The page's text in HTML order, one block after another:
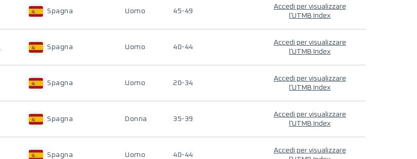
Spagna Uomo 45-49
Accedi per visualizzare
l'UTMB Index
Spagna Uomo 40-44
Accedi per visualizzare
l'UTMB Index
Spagna Uomo 20-34
Accedi per visualizzare
l'UTMB Index
Spagna Donna 35-39
Accedi per visualizzare
l'UTMB Index
Spagna Uomo 40-44
Accedi per visualizzare